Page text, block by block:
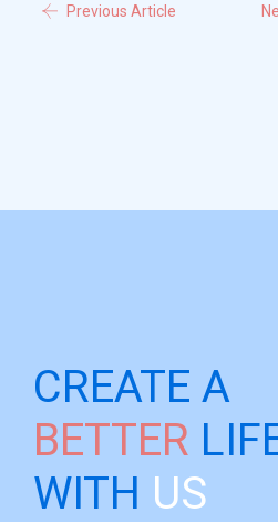
Previous Article
CREATE A
BETTER
WITH US